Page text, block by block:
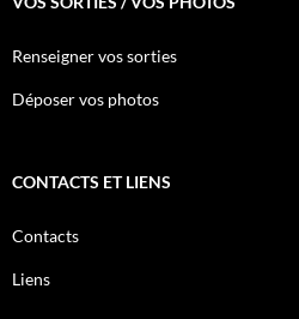
Renseigner vos sorties
Déposer vos photos
CONTACTS ET LIENS
Contacts
Liens